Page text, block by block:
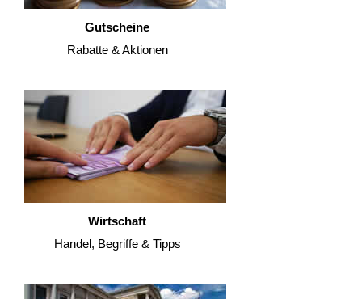
Gutscheine
Rabatte & Aktionen
Wirtschaft
Handel, Begriffe & Tipps